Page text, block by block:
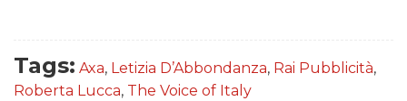
Tags: Axa, Letizia D’Abbondanza, Rai Pubblicità,
Roberta Lucca, The Voice of Italy